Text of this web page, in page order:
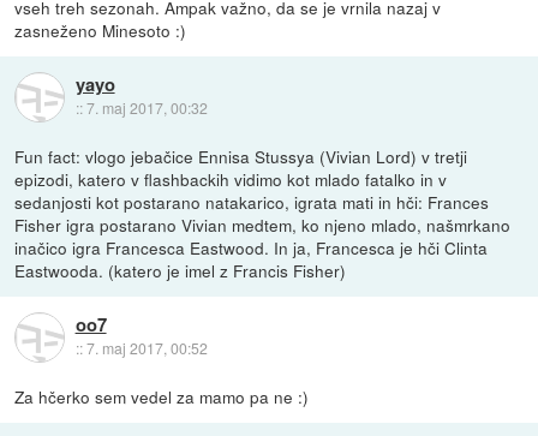
vseh treh sezonah. Ampak važno, da se je vrnila nazaj v
zasneženo Minesoto :)
yayo
::7. maj 2017, 00:32
Fun fact: vlogo jebačice Ennisa Stussya (Vivian Lord) v tretji
epizodi, katero v flashbackih vidimo kot mlado fatalko in v
sedanjosti kot postarano natakarico, igrata mati in hči: Frances
Fisher igra postarano Vivian medtem, ko njeno mlado, našmrkano
inačico igra Francesca Eastwood. In ja, Francesca je hči Clinta
Eastwooda. (katero je imel z Francis Fisher)
oo7
::7. maj 2017, 00:52
Za hčerko sem vedel za mamo pa ne :)